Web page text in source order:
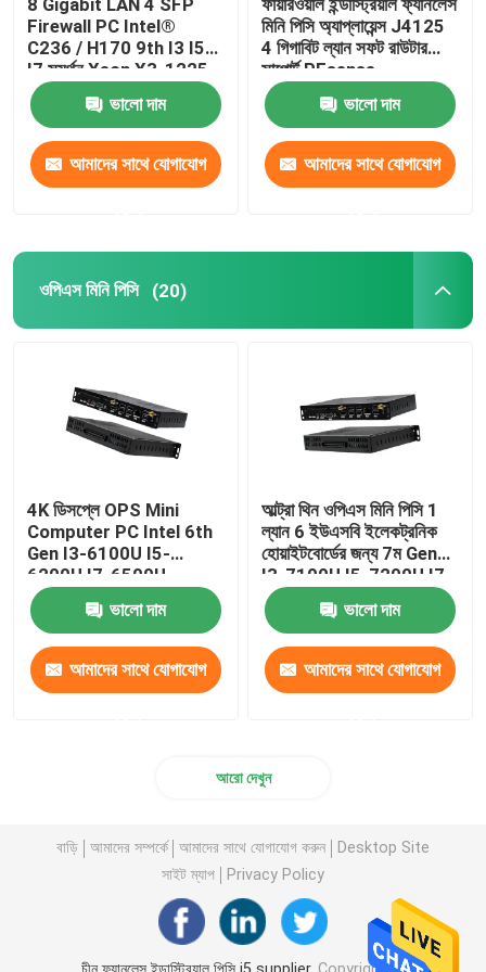
Firewall PC Intel®
C236 / H170 9th I3 I5
I7 সমর্থন Xeon X3-1225
V5 PFsense Mikrotik
ভালো দাম
আমাদের সাথে যোগাযোগ
মিনি পিসি অ্যাপ্লায়েন্স J4125
4 গিগাবিট ল্যান সফট রাউটার
সাপোর্ট PFsense
ভালো দাম
আমাদের সাথে যোগাযোগ
ওপিএস মিনি পিসি (20)
4K ডিসপ্লে OPS Mini
Computer PC Intel 6th
Gen I3-6100U I5-
6200U I7-6500U
ভালো দাম
আমাদের সাথে যোগাযোগ
আল্ট্রা থিন ওপিএস মিনি পিসি 1
ল্যান 6 ইউএসবি ইলেকট্রনিক
হোয়াইটবোর্ডের জন্য 7ম Gen
I3-7100U I5-7200U I7-
7500U
ভালো দাম
আমাদের সাথে যোগাযোগ
আরো দেখুন
বাড়ি আমাদের সম্পর্কে আমাদের সাথে যোগাযোগ করুন
Desktop Site
সাইট ম্যাপ
Privacy Policy